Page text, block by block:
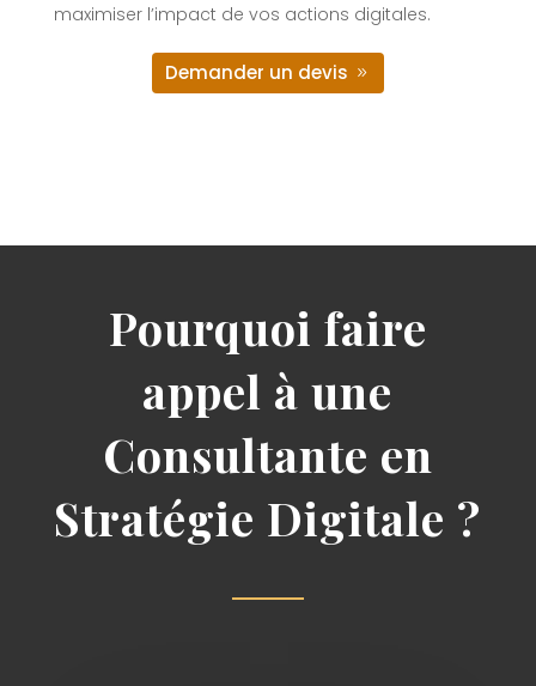
maximiser l’impact de vos actions digitales.
Demander un devis
Pourquoi faire
appel à une
Consultante en
Stratégie Digitale ?